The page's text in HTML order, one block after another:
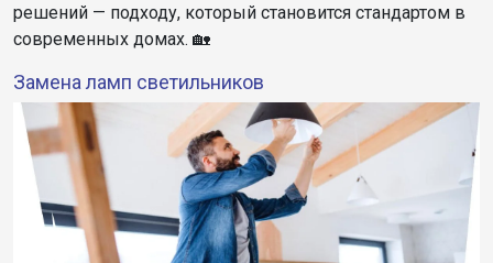
решений — подходу, который становится стандартом в
современных домах. 🏡
Замена ламп светильников